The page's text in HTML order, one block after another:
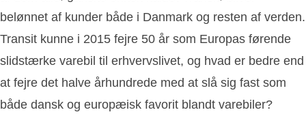
belønnet af kunder både i Danmark og resten af verden.
Transit kunne i 2015 fejre 50 år som Europas førende
slidstærke varebil til erhvervslivet, og hvad er bedre end
at fejre det halve århundrede med at slå sig fast som
både dansk og europæisk favorit blandt varebiler?